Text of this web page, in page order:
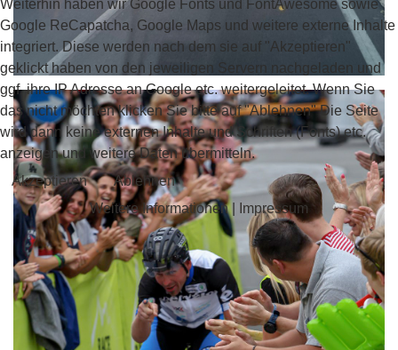
Weiterhin haben wir Google Fonts und FontAwesome sowie
Google ReCapatcha, Google Maps und weitere externe Inhalte
integriert. Diese werden nach dem sie auf "Akzeptieren"
geklickt haben von den jeweiligen Servern nachgeladen und
ggf. ihre IP Adresse an Google etc. weitergeleitet. Wenn Sie
das nicht möchten klicken Sie bitte auf "Ablehnen" Die Seite
wird dann keine externen Inhalte und Schriften (Fonts) etc.
anzeigen und weitere Daten übermitteln.
Akzeptieren
Ablehnen
Weitere Informationen| Impressum